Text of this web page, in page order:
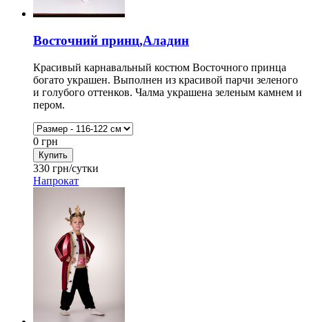
Восточний принц,Аладин
Красивый карнавальный костюм Восточного принца
богато украшен. Выполнен из красивой парчи зеленого
и голубого оттенков. Чалма украшена зеленым камнем и
пером.
0 грн
330 грн/сутки
Напрокат